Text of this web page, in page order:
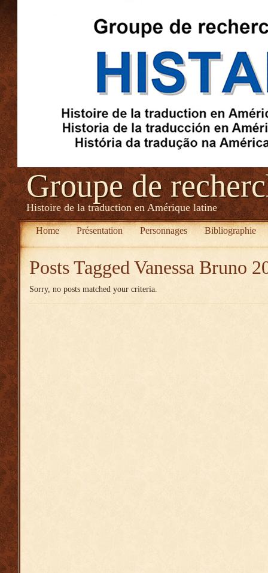
Groupe de
Histoire de la traduction en Amérique latine
Home Présentation Personnages Bibliographie
Posts Tagged Vanessa Bruno
Sorry, no posts matched your criteria.